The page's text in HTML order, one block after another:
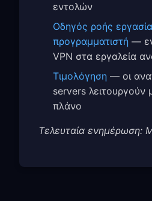
εντολών
Οδηγός ροής
προγραμματιστή —
VPN στα εργαλεία
Τιμολόγηση — οι
servers λειτουργούν
πλάνο
Τελευταία ενημέρωση: